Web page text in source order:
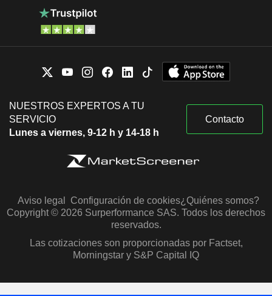
NUESTROS EXPERTOS A TU
SERVICIO
Lunes a viernes, 9-12 h y 14-18 h
Contacto
Aviso legal Configuración de cookies¿Quiénes somos?
Copyright © 2026 Surperformance SAS. Todos los derechos
reservados.
Las cotizaciones son proporcionadas por Factset,
Morningstar y S&P Capital IQ